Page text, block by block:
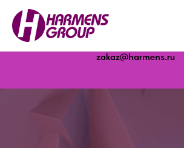
Молоково · Дубна · Белореченск ·
zakaz@harmens.ru